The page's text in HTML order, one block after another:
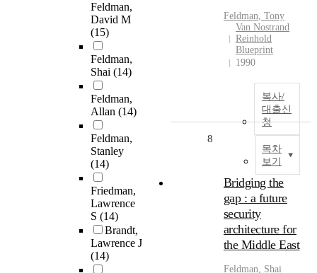
Feldman,
David M
(15)
Feldman,
Shai (14)
Feldman,
Allan (14)
Feldman,
Stanley
(14)
Friedman,
Lawrence
S (14)
Brandt,
Lawrence J
(14)
Feldman, Tony
Van Nostrand
Reinhold
Blueprint
1990
복사/
대출신
청
목차
보기
8
Bridging the
gap : a future
security
architecture for
the Middle East
Feldman, Shai